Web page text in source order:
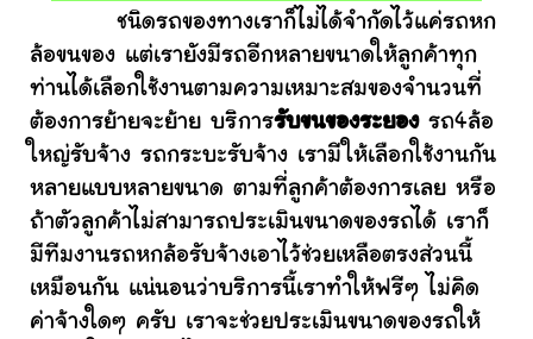
ชนิดรถของทางเราก็ไม่ได้จำกัดไว้แค่รถหก
ล้อขนของ แต่เรายังมีรถอีกหลายขนาดให้ลูกค้าทุก
ท่านได้เลือกใช้งานตามความเหมาะสมของจำนวนที่
ต้องการย้ายจะย้าย บริการรับขนของระยองรถ4ล้อ
ใหญ่รับจ้าง รถกระบะรับจ้าง เรามีให้เลือกใช้งานกัน
หลายแบบหลายขนาด ตามที่ลูกค้าต้องการเลย หรือ
ถ้าตัวลูกค้าไม่สามารถประเมินขนาดของรถได้ เราก็
มีทีมงานรถหกล้อรับจ้างเอาไว้ช่วยเหลือตรงส่วนนี้
เหมือนกัน แน่นอนว่าบริการนี้เราทำให้ฟรีๆ ไม่คิด
ค่าจ้างใดๆ ครับ เราจะช่วยประเมินขนาดของรถให้